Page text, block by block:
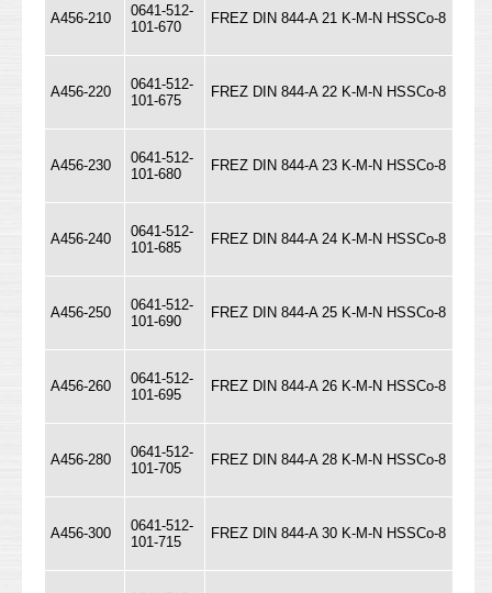
A456-210
0641-512-
101-670
FREZ DIN 844-A 21 K-M-N HSSCo-8
A456-220
0641-512-
101-675
FREZ DIN 844-A 22 K-M-N HSSCo-8
A456-230
0641-512-
101-680
FREZ DIN 844-A 23 K-M-N HSSCo-8
A456-240
0641-512-
101-685
FREZ DIN 844-A 24 K-M-N HSSCo-8
A456-250
0641-512-
101-690
FREZ DIN 844-A 25 K-M-N HSSCo-8
A456-260
0641-512-
101-695
FREZ DIN 844-A 26 K-M-N HSSCo-8
A456-280
0641-512-
101-705
FREZ DIN 844-A 28 K-M-N HSSCo-8
A456-300
0641-512-
101-715
FREZ DIN 844-A 30 K-M-N HSSCo-8